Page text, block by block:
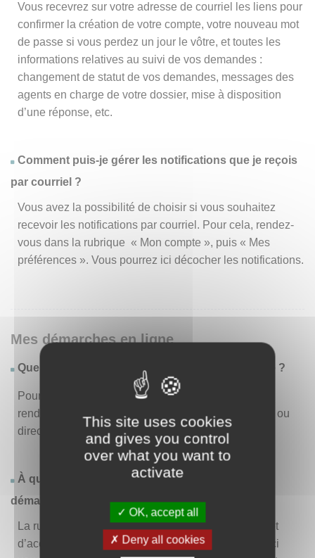
This site uses cookies
and gives you control
over what you want to
activate
OK, accept all
Deny all cookies
Vous recevrez sur votre adresse de courriel les liens pour
confirmer la création de votre compte, votre nouveau mot
de passe si vous perdez un jour le vôtre, et toutes les
informations relatives au suivi de vos demandes :
changement de statut de vos demandes, messages des
agents en charge de votre dossier, mise à disposition
d’une réponse, etc.
Comment puis-je gérer les notifications que je reçois
par courriel ?
Vous avez la possibilité de choisir si vous souhaitez
recevoir les notifications par courriel. Pour cela, rendez-
vous dans la rubrique « Mon compte », puis « Mes
préférences ». Vous pourrez ici décocher les notifications.
Mes démarches en ligne
Quelles sont les démarches disponibles en ligne ?
Pour consulter la liste des démarches disponibles,
rendez-vous dans le menu « Liste des démarches » ou
directement en page d’accueil.
À quoi correspond la rubrique « Effectuer une
démarche » ?
La rubrique « Effectuer une démarche » vous permet
d’accéder à la liste des démarches disponibles. D’ici